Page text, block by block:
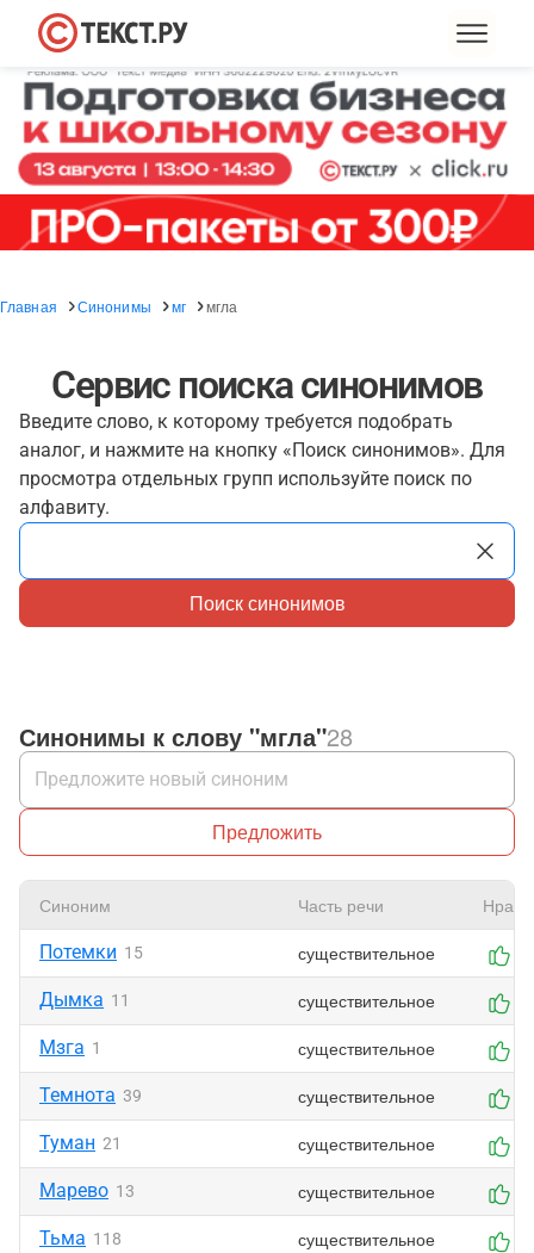
Главная Синонимы мг мгла
Сервис поиска синонимов
Введите слово, к которому требуется подобрать
аналог, и нажмите на кнопку «Поиск синонимов». Для
просмотра отдельных групп используйте поиск по
алфавиту.
Поиск синонимов
Синонимы к слову "мгла"28
Предложить
Синоним Часть речи
Потемки 15 существительное
Дымка 11 существительное
Мзга 1 существительное
Темнота 39 существительное
Туман 21 существительное
Марево 13 существительное
Тьма 118 существительное